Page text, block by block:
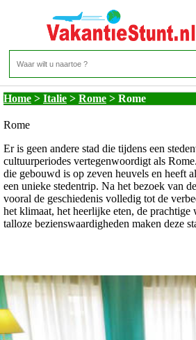
Home > Italie > Rome > Rome
Rome
Er is geen andere stad die tijdens een
cultuurperiodes vertegenwoordigt als
die gebouwd is op zeven heuvels en heeft
een unieke stedentrip. Na het bezoek van
vooral de geschiedenis volledig tot de
het klimaat, het heerlijke eten, de prachtige
talloze bezienswaardigheden maken deze